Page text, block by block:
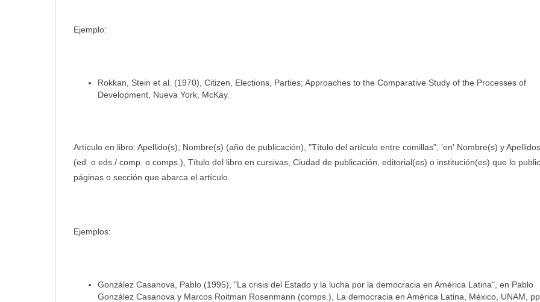
Ejemplo:
Rokkan, Stein et al. (1970), Citizen, Elections, Parties; Approaches to the Comparative Study of the Processes of
Development, Nueva York, McKay.
Artículo en libro: Apellido(s), Nombre(s) (año de publicación), "Título del artículo entre comillas", 'en' Nombre(s) y Apellidos
(ed. o eds./ comp. o comps.), Título del libro en cursivas, Ciudad de publicación, editorial(es) o institución(es) que lo
páginas o sección que abarca el artículo.
Ejemplos:
González Casanova, Pablo (1995), "La crisis del Estado y la lucha por la democracia en América Latina", en Pablo
González Casanova y Marcos Roitman Rosenmann (comps.), La democracia en América Latina, México, UNAM,